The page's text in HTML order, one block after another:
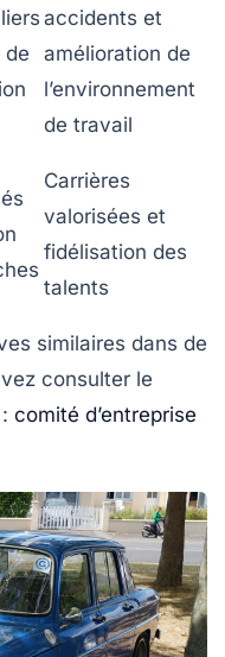
de
accidents et
amélioration de
l’environnement
de travail
Carrières
valorisées et
fidélisation des
talents
similaires dans de
consulter le
comité d’entreprise